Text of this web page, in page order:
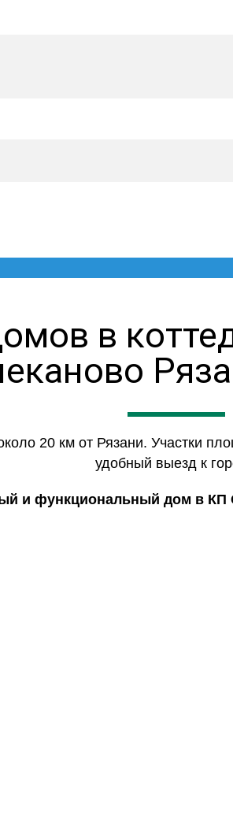
в
20 км от Рязани. Участки
удобный выезд к
и функциональный дом в КП